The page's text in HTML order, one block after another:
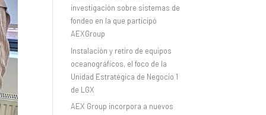
investigación sobre sistemas de
fondeo en la que participó
AEXGroup
Instalación y retiro de equipos
oceanográficos, el foco de la
Unidad Estratégica de Negocio 1
de LGX
AEX Group incorpora a nuevos